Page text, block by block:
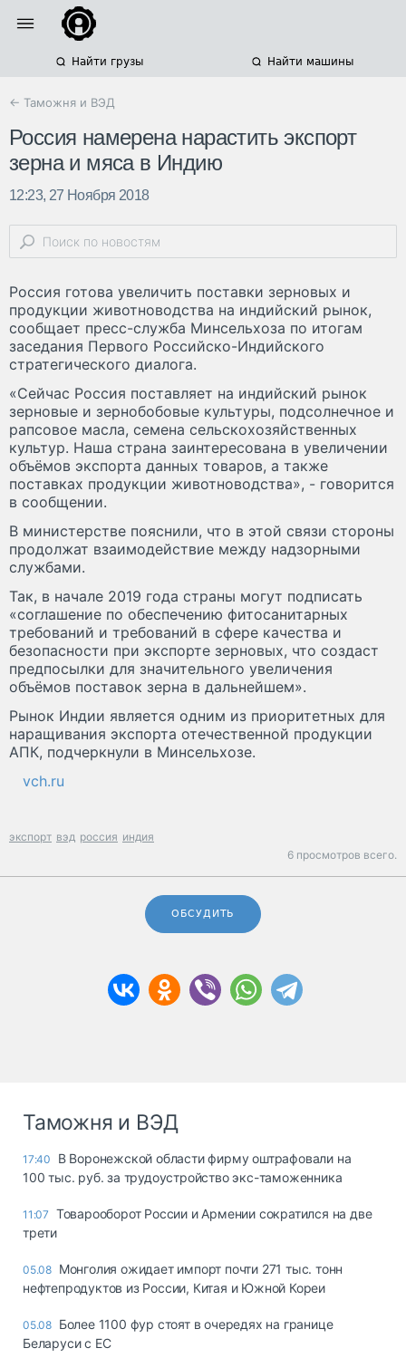
Найти грузы Найти машины
← Таможня и ВЭД
Россия намерена нарастить экспорт
зерна и мяса в Индию
12:23, 27 Ноября 2018
Россия готова увеличить поставки зерновых и
продукции животноводства на индийский рынок,
сообщает пресс-служба Минсельхоза по итогам
заседания Первого Российско-Индийского
стратегического диалога.
«Сейчас Россия поставляет на индийский рынок
зерновые и зернобобовые культуры, подсолнечное и
рапсовое масла, семена сельскохозяйственных
культур. Наша страна заинтересована в увеличении
объёмов экспорта данных товаров, а также
поставках продукции животноводства», - говорится
в сообщении.
В министерстве пояснили, что в этой связи стороны
продолжат взаимодействие между надзорными
службами.
Так, в начале 2019 года страны могут подписать
«соглашение по обеспечению фитосанитарных
требований и требований в сфере качества и
безопасности при экспорте зерновых, что создаст
предпосылки для значительного увеличения
объёмов поставок зерна в дальнейшем».
Рынок Индии является одним из приоритетных для
наращивания экспорта отечественной продукции
АПК, подчеркнули в Минсельхозе.
vch.ru
экспорт вэд россия индия
6 просмотров всего.
ОБСУДИТЬ
Таможня и ВЭД
17:40
В Воронежской области фирму оштрафовали на
100 тыс. руб. за трудоустройство экс-таможенника
11:07 Товарооборот России и Армении сократился на две
трети
05.08 Монголия ожидает импорт почти 271 тыс. тонн
нефтепродуктов из России, Китая и Южной Кореи
05.08 Более 1100 фур стоят в очередях на границе
Беларуси с ЕС